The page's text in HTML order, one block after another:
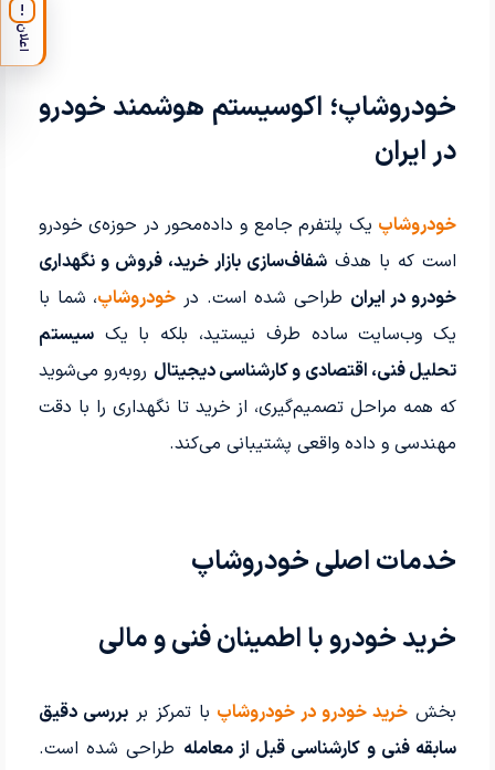
خودروشاپ؛ اکوسیستم هوشمند خودرو
در ایران
خودروشاپ یک پلتفرم جامع و داده‌محور در حوزه‌ی خودرو
است که با هدف شفاف‌سازی بازار خرید، فروش و نگهداری
خودرو در ایران طراحی شده است. در خودروشاپ، شما با
یک وب‌سایت ساده طرف نیستید، بلکه با یکسیستم
تحلیل فنی، اقتصادی و کارشناسی دیجیتال روبه‌رو می‌شوید
که همه مراحل تصمیم‌گیری، از خرید تا نگهداری را با دقت
مهندسی و داده واقعی پشتیبانی می‌کند.
خدمات اصلی خودروشاپ
خرید خودرو با اطمینان فنی و مالی
بخش خرید خودرو در خودروشاپ با تمرکز بربررسی دقیق
سابقه فنی و کارشناسی قبل از معامله طراحی شده است.
!
اعلان